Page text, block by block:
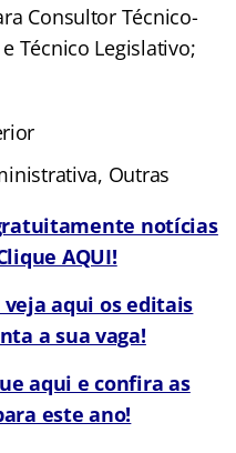
Consultor Técnico-
Técnico Legislativo;
Outras
gratuitamente notícias
AQUI!
veja aqui os editais
a sua vaga!
aqui e confira as
este ano!